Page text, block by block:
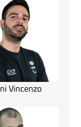
Vincenzo